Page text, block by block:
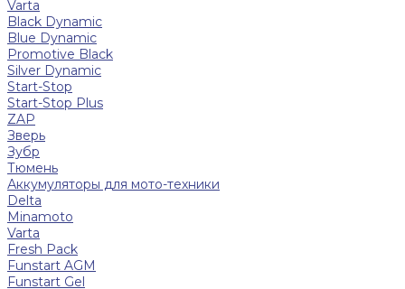
Varta
Black Dynamic
Blue Dynamic
Promotive Black
Silver Dynamic
Start-Stop
Start-Stop Plus
ZAP
Зверь
Зубр
Тюмень
Аккумуляторы для мото-техники
Delta
Minamoto
Varta
Fresh Pack
Funstart AGM
Funstart Gel